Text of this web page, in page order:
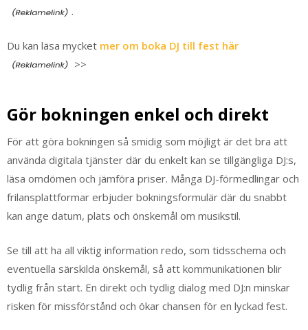
.
Du kan läsa mycket mer om boka DJ till fest här
>>
Gör bokningen enkel och direkt
För att göra bokningen så smidig som möjligt är det bra att
använda digitala tjänster där du enkelt kan se tillgängliga DJ:s,
läsa omdömen och jämföra priser. Många DJ-förmedlingar och
frilansplattformar erbjuder bokningsformulär där du snabbt
kan ange datum, plats och önskemål om musikstil.
Se till att ha all viktig information redo, som tidsschema och
eventuella särskilda önskemål, så att kommunikationen blir
tydlig från start. En direkt och tydlig dialog med DJ:n minskar
risken för missförstånd och ökar chansen för en lyckad fest.